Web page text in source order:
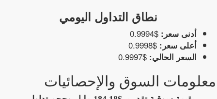
نطاق التداول اليومي
أدنى سعر: $0.9994
أعلى سعر: $0.9998
السعر الحالي: $0.9997
معلومات السوق والإحصائيات